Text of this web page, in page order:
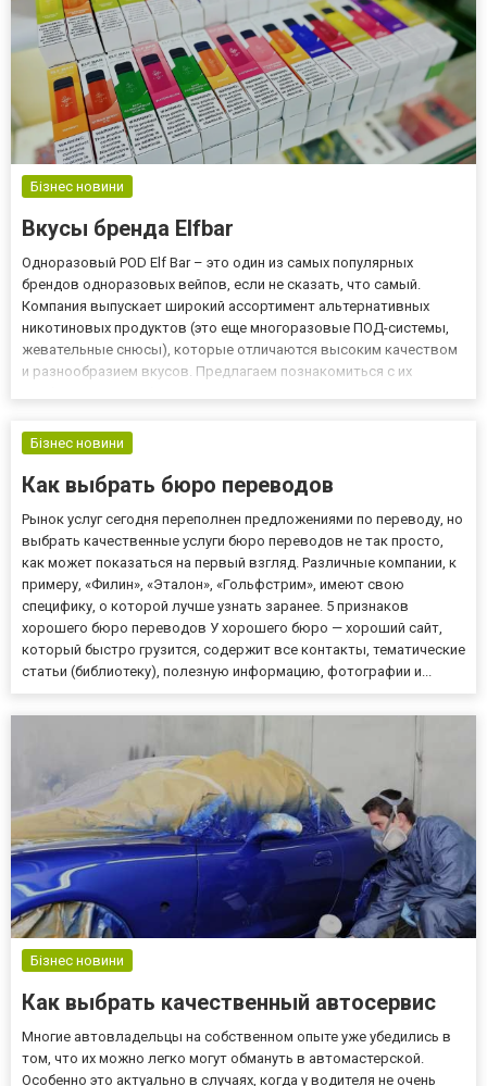
Бізнес новини
Вкусы бренда Elfbar
Одноразовый POD Elf Bar – это один из самых популярных
брендов одноразовых вейпов, если не сказать, что самый.
Компания выпускает широкий ассортимент альтернативных
никотиновых продуктов (это еще многоразовые ПОД-системы,
жевательные снюсы), которые отличаются высоким качеством
и разнообразием вкусов. Предлагаем познакомиться с их
табачным про...
Бізнес новини
Как выбрать бюро переводов
Рынок услуг сегодня переполнен предложениями по переводу, но
выбрать качественные услуги бюро переводов не так просто,
как может показаться на первый взгляд. Различные компании, к
примеру, «Филин», «Эталон», «Гольфстрим», имеют свою
специфику, о которой лучше узнать заранее. 5 признаков
хорошего бюро переводов У хорошего бюро — хороший сайт,
который быстро грузится, содержит все контакты, тематические
статьи (библиотеку), полезную информацию, фотографии и...
Бізнес новини
Как выбрать качественный автосервис
Многие автовладельцы на собственном опыте уже убедились в
том, что их можно легко могут обмануть в автомастерской.
Особенно это актуально в случаях, когда у водителя не очень